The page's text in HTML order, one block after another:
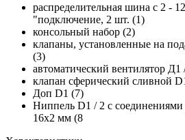
распределительная шина с 2 -
"подключение, 2 шт. (1)
консольный набор (2)
клапаны, установленные на
(3)
автоматический вентилятор
клапан сферический сливной
Доп D1 (7)
Ниппель D1 / 2 с
16x2 мм (8